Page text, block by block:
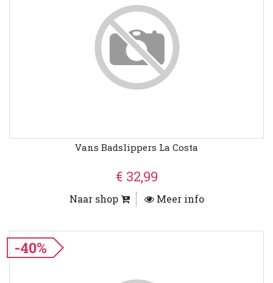
Vans Badslippers La Costa
€ 32,99
Naar shop Meer info
-40%